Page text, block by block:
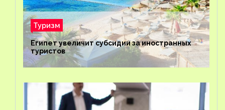
Туризм
Египет увеличит субсидии за иностранных
туристов